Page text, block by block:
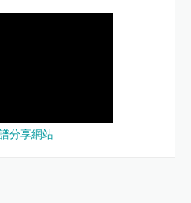
分享網站